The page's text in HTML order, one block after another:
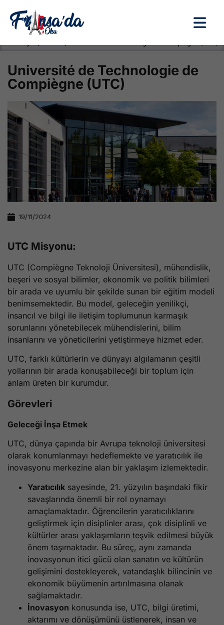
Université de Technologie de
Compiègne (UTC)
19/11/2024
UTC Misyonu:
UTC (Compiègne Teknoloji Üniversitesi), mühendislik,
beşeri ve sosyal bilimler, ekonomik ve politik bilimleri
bir arada ve uyumlu bir şekilde sunan bir eğitim modeli
benimsemektedir. Bu model, geleceğin yenilikçi,
insancıl ve bilgi ile iletişim toplumunun karmaşık
sorunlarını yönetebilecek mühendislerini, bilim
insanlarını ve yöneticilerini yetiştirmeye hizmet eder.
UTC, farklı kültürlerin ve dünyayı algılamanın çeşitli
yollarının bir arada konuşabileceği bir toplum için
anlam üreten bir kurumdur.
Görevleri
Geleceği İnşa Etmek
UTC, dünya çapında bir Avrupa teknoloji üniversitesi
olarak konumlanmayı hedeflemekte ve yaratıcılık ile
inovasyonu merkezine alan bir yaklaşım izlemektedir.
Yaratıcılık sayesinde, 21. yüzyılın başındaki fikir
savaşlarında önemli bir rol oynamayı
amaçlamaktadır. Öğrencilerin yaratıcılıklarını
geliştirmek için disiplinler arası, çok disiplinli ve
kültürler arası yaklaşımların teşvik edilmesi büyük
önem taşımaktadır. Bu süreç, aynı zamanda
inovasyonun itici gücü olan sanatın ve kültürün
gelişimini destekleyerek, vatandaşlık bilincinin ve
ekonomik büyümenin artırılmasına olanak
sağlamaktadır.
İnovasyon konusunda ise, UTC, bilgi üretimi,
aktarımı ve dönüşümünü üstlenerek, insan ve